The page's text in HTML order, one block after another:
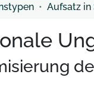
Aufsatz in